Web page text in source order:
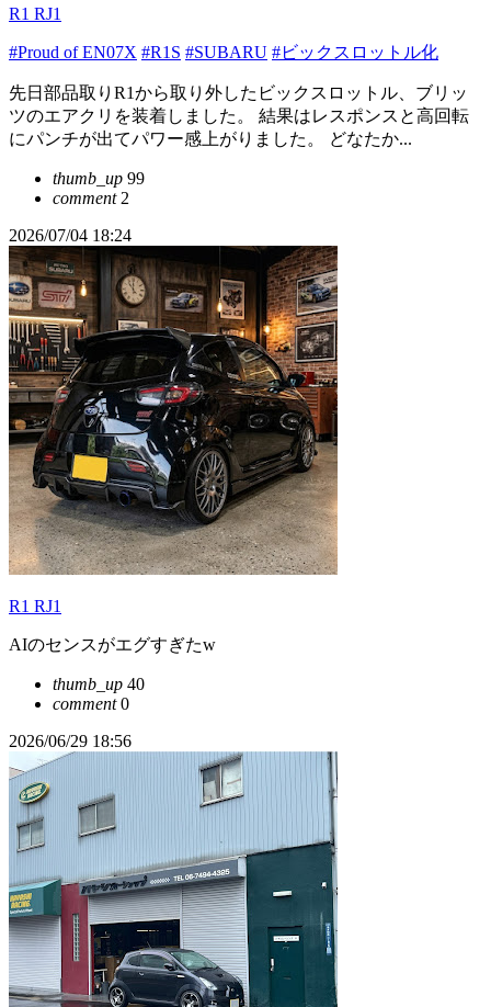
R1 RJ1
#Proud of EN07X #R1S #SUBARU #ビックスロットル化
先日部品取りR1から取り外したビックスロットル、ブリッ
ツのエアクリを装着しました。 結果はレスポンスと高回転
にパンチが出てパワー感上がりました。 どなたか...
thumb_up 99
comment2
2026/07/04 18:24
R1 RJ1
AIのセンスがエグすぎたw
thumb_up 40
comment0
2026/06/29 18:56